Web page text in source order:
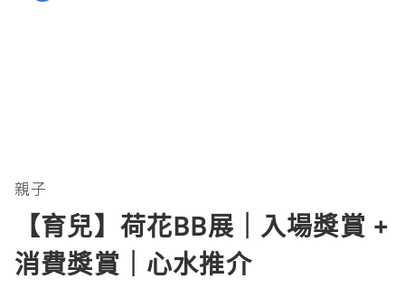
親子
【育兒】荷花BB展｜入場獎賞 +
消費獎賞｜心水推介